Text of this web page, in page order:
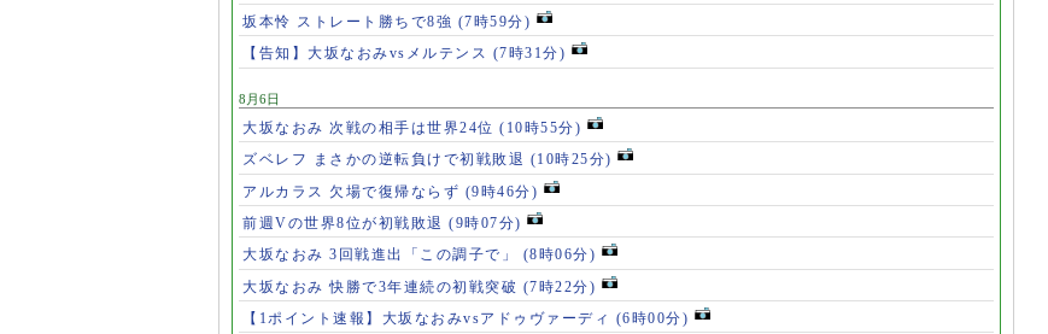
坂本怜 ストレート勝ちで8強 (7時59分)
【告知】大坂なおみvsメルテンス (7時31分)
8月6日
大坂なおみ 次戦の相手は世界24位 (10時55分)
ズベレフ まさかの逆転負けで初戦敗退 (10時25分)
アルカラス 欠場で復帰ならず (9時46分)
前週Vの世界8位が初戦敗退 (9時07分)
大坂なおみ 3回戦進出「この調子で」 (8時06分)
大坂なおみ 快勝で3年連続の初戦突破 (7時22分)
【1ポイント速報】大坂なおみvsアドゥヴァーディ (6時00分)